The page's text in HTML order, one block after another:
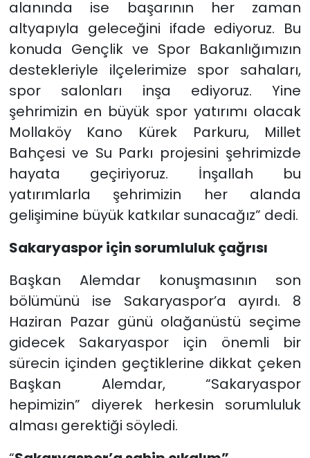
alanında ise başarının her zaman
altyapıyla geleceğini ifade ediyoruz. Bu
konuda Gençlik ve Spor Bakanlığımızın
destekleriyle ilçelerimize spor sahaları,
spor salonları inşa ediyoruz. Yine
şehrimizin en büyük spor yatırımı olacak
Mollaköy Kano Kürek Parkuru, Millet
Bahçesi ve Su Parkı projesini şehrimizde
hayata geçiriyoruz. İnşallah bu
yatırımlarla şehrimizin her alanda
gelişimine büyük katkılar sunacağız” dedi.
Sakaryaspor için sorumluluk çağrısı
Başkan Alemdar konuşmasının son
bölümünü ise Sakaryaspor’a ayırdı. 8
Haziran Pazar günü olağanüstü seçime
gidecek Sakaryaspor için önemli bir
sürecin içinden geçtiklerine dikkat çeken
Başkan Alemdar, “Sakaryaspor
hepimizin” diyerek herkesin sorumluluk
alması gerektiği söyledi.